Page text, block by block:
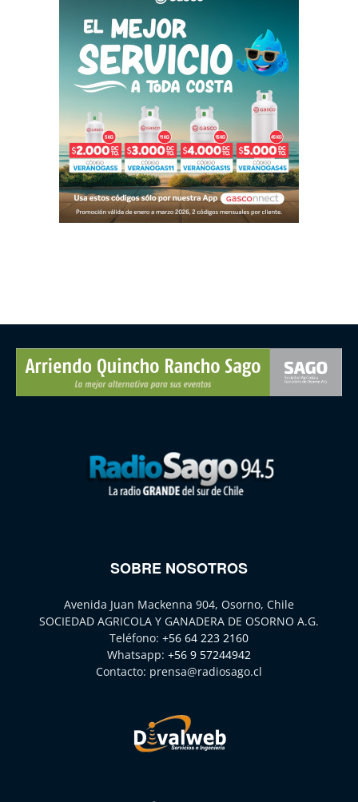
SOBRE NOSOTROS
Avenida Juan Mackenna 904, Osorno, Chile
SOCIEDAD AGRICOLA Y GANADERA DE OSORNO A.G.
Teléfono: +56 64 223 2160
Whatsapp: +56 9 57244942
Contacto: prensa@radiosago.cl